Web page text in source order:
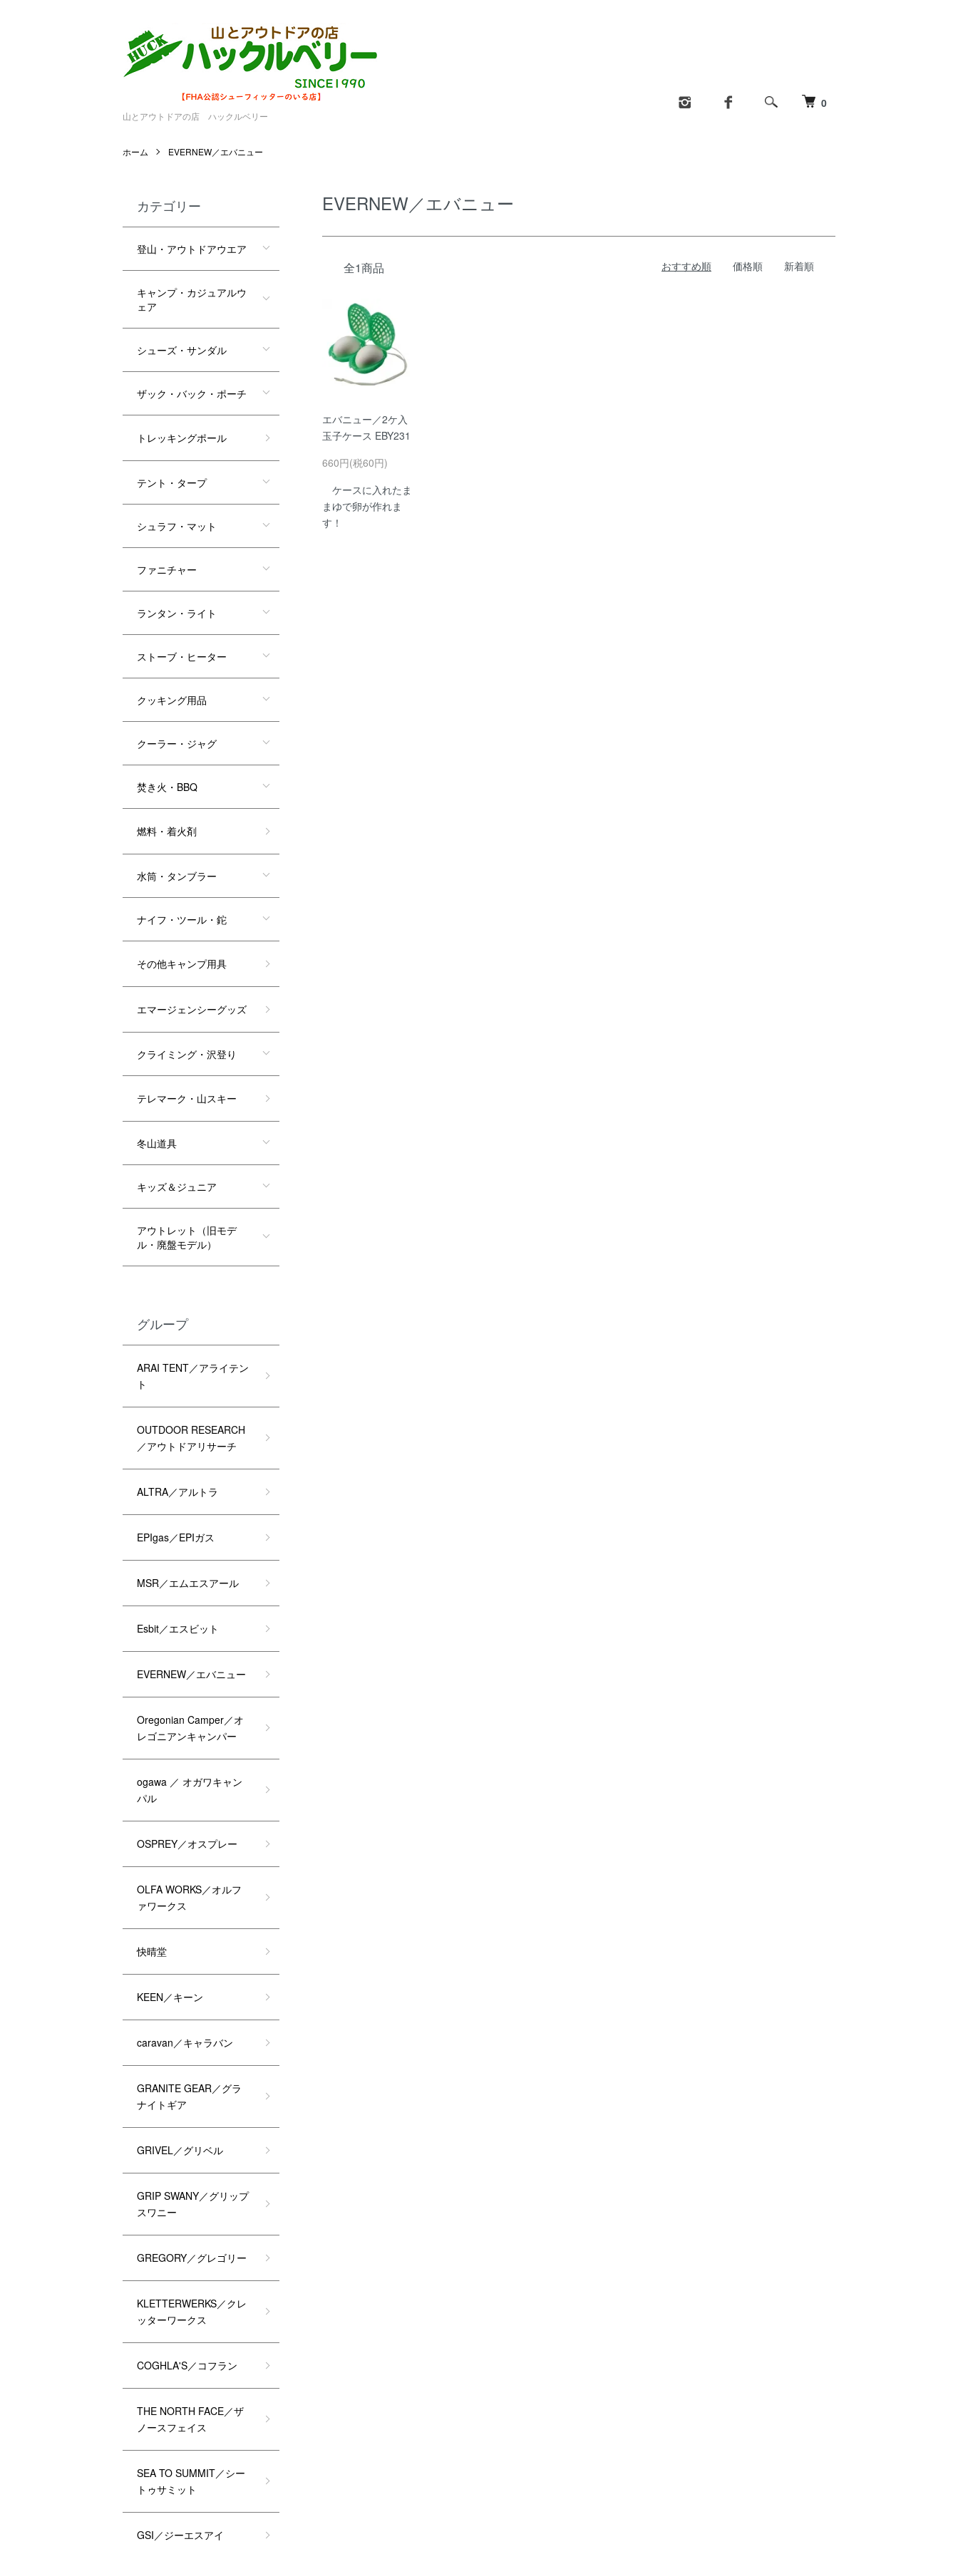
山とアウトドアの店 ハックルベリー
0
ホーム EVERNEW／エバニュー
EVERNEW／エバニュー
全1商品 おすすめ順 価格順 新着順
エバニュー／2ケ入
玉子ケース EBY231
660円(税60円)
ケースに入れたま
まゆで卵が作れま
す！
カテゴリー
登山・アウトドアウエア
キャンプ・カジュアルウ
ェア
シューズ・サンダル
ザック・バック・ポーチ
トレッキングポール
テント・タープ
シュラフ・マット
ファニチャー
ランタン・ライト
ストーブ・ヒーター
クッキング用品
クーラー・ジャグ
焚き火・BBQ
燃料・着火剤
水筒・タンブラー
ナイフ・ツール・鉈
その他キャンプ用具
エマージェンシーグッズ
クライミング・沢登り
テレマーク・山スキー
冬山道具
キッズ＆ジュニア
アウトレット（旧モデ
ル・廃盤モデル）
グループ
ARAI TENT／アライテン
ト
OUTDOOR RESEARCH
／アウトドアリサーチ
ALTRA／アルトラ
EPIgas／EPIガス
MSR／エムエスアール
Esbit／エスビット
EVERNEW／エバニュー
Oregonian Camper／オ
レゴニアンキャンパー
ogawa ／ オガワキャン
パル
OSPREY／オスプレー
OLFA WORKS／オルフ
ァワークス
快晴堂
KEEN／キーン
caravan／キャラバン
GRANITE GEAR／グラ
ナイトギア
GRIVEL／グリベル
GRIP SWANY／グリップ
スワニー
GREGORY／グレゴリー
KLETTERWERKS／クレ
ッターワークス
COGHLA'S／コフラン
THE NORTH FACE／ザ
ノースフェイス
SEA TO SUMMIT／シー
トゥサミット
GSI／ジーエスアイ